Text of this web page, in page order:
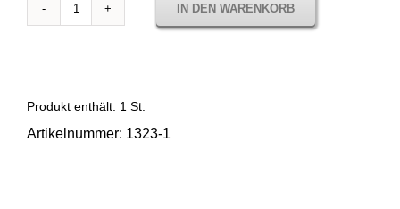
1323
Menge
IN DEN WARENKORB
Produkt enthält: 1 St.
Artikelnummer: 1323-1